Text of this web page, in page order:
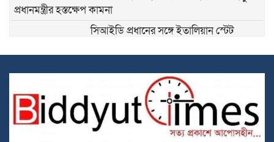
প্রধানমন্ত্রীর হস্তক্ষেপ কামনা
সিআইডি প্রধানের সঙ্গে ইতালিয়ান স্টেট
কর্মপরিকল্পনা প্রণয়নের নির্দেশ প্রধানমন্ত্রী
তারেক রহমানের
নারায়ণগঞ্জে নৌযান শুমারি ২০২৬ অবহিতকরণ
সভায় সঠিক তথ্যভান্ডার নৌপরিবহনে দ্রুত